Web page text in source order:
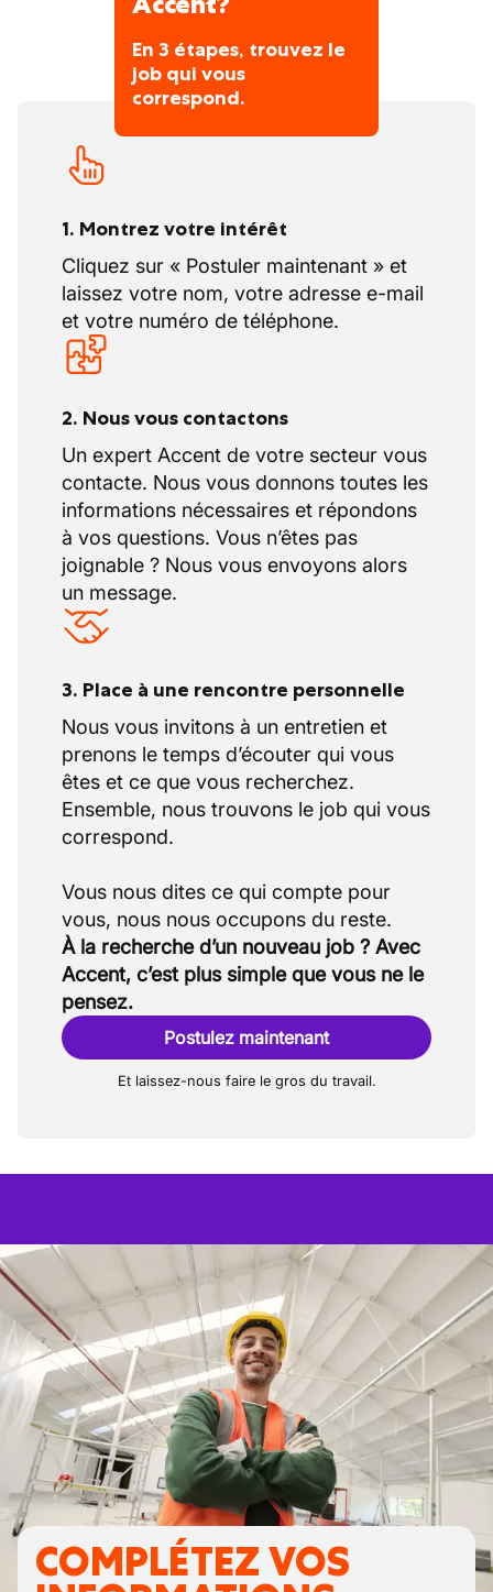
En 3 étapes, trouvez le
job qui vous
correspond.
1. Montrez votre intérêt
Cliquez sur « Postuler maintenant » et
laissez votre nom, votre adresse e-mail
et votre numéro de téléphone.
2. Nous vous contactons
Un expert Accent de votre secteur vous
contacte. Nous vous donnons toutes les
informations nécessaires et répondons
à vos questions. Vous n’êtes pas
joignable ? Nous vous envoyons alors
un message.
3. Place à une rencontre personnelle
Nous vous invitons à un entretien et
prenons le temps d’écouter qui vous
êtes et ce que vous recherchez.
Ensemble, nous trouvons le job qui vous
correspond.
Vous nous dites ce qui compte pour
À la recherche d’un nouveau job ? Avec
Accent, c’est plus simple que vous ne le
pensez.
Postulez maintenant
Et laissez-nous faire le gros du travail.
COMPLÉTEZ VOS